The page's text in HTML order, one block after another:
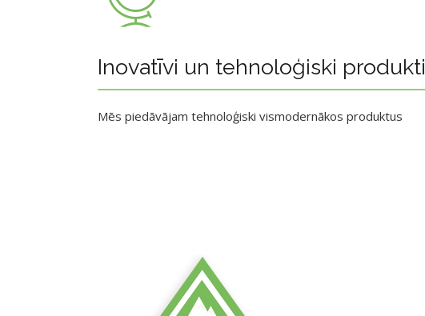
Inovatīvi un tehnoloģiski produkti
Mēs piedāvājam tehnoloģiski vismodernākos produktus